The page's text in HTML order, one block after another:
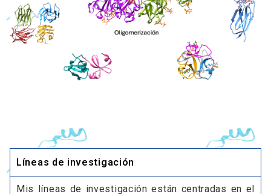
Líneas de investigación
Mis líneas de investigación están centradas en el